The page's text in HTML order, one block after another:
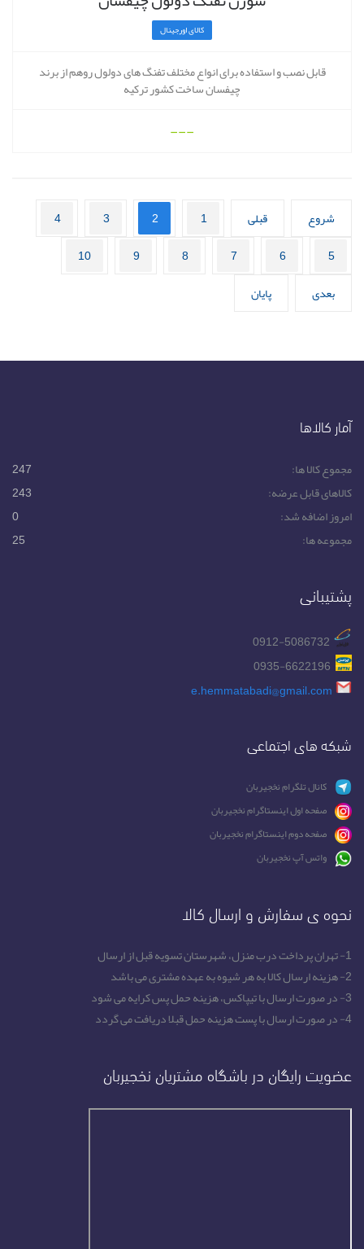
کالای اورجینال
قابل نصب و استفاده برای انواع مختلف تفنگ های دولول روهم از برند
چیفسان ساخت کشور ترکیه
---
شروع قبلی 1
2
3
4
5
6
7
8
9
10
بعدی
پایان
آمار کالاها
مجموع کالا ها:
247
کالاهای قابل عرضه:
243
امروز اضافه شد:
0
مجموعه ها:
25
پشتیبانی
e.hemmatabadi@gmail.com
شبکه های اجتماعی
کانال تلگرام نخجیربان
صفحه اول اینستاگرام نخجیربان
صفحه دوم اینستاگرام نخجیربان
واتس آپ نخجیربان
نحوه ی سفارش و ارسال کالا
1- تهران پرداخت درب منزل، شهرستان تسویه قبل از ارسال
2- هزینه ارسال کالا به هر شیوه به عهده مشتری می باشد
3- در صورت ارسال با تیپاکس، هزینه حمل پس کرایه می شود
4- در صورت ارسال با پست هزینه حمل قبلا دریافت می گردد
عضویت رایگان در باشگاه مشتریان نخجیربان